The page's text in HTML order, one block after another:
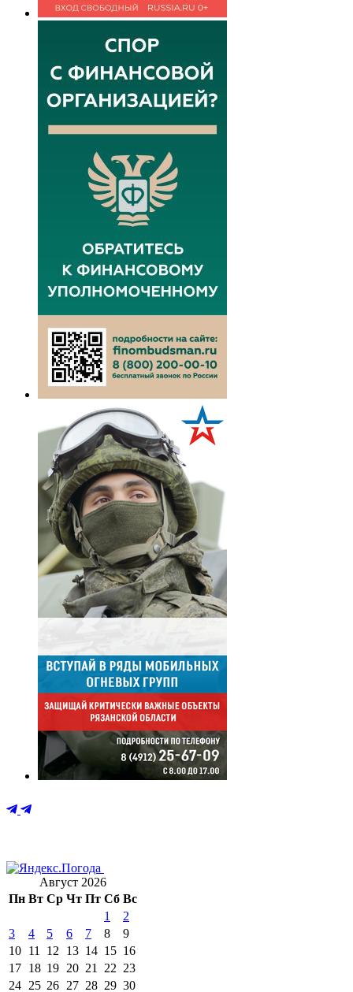
Август 2026
Пн Вт Ср Чт Пт Сб Вс
1
2
3
4 5 6 7 8
9
10 11 12 13 14 15 16
17 18 19 20 21 22 23
24 25 26 27 28 29 30